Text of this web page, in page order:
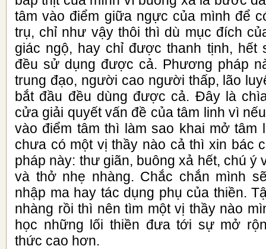
tâm vào điểm giữa ngực của mình để
trụ, chỉ như vậy thôi thì dù mục đích
giác ngộ, hay chỉ được thanh tịnh, hết
đều sử dụng được cả. Phương pháp
trung đạo, người cao người thấp, lão
bắt đầu đều dùng được cả. Đây là
cửa giải quyết vấn đề của tâm linh vì
vào điểm tâm thì làm sao khai mở tâm
chưa có một vị thầy nào cả thì xin bác
pháp này: thư giãn, buông xả hết, chú ý
và thở nhẹ nhàng. Chắc chắn mình
nhập ma hay tác dụng phụ của thiền.
nhàng rồi thì nên tìm một vị thầy nào
học những lối thiền đưa tới sự mở
thức cao hơn.